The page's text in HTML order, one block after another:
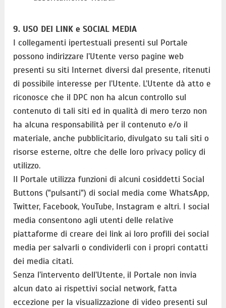
9. USO DEI LINK e SOCIAL MEDIA
I collegamenti ipertestuali presenti sul Portale
possono indirizzare l’Utente verso pagine web
presenti su siti Internet diversi dal presente, ritenuti
di possibile interesse per l’Utente. L’Utente dà atto e
riconosce che il DPC non ha alcun controllo sul
contenuto di tali siti ed in qualità di mero terzo non
ha alcuna responsabilità per il contenuto e/o il
materiale, anche pubblicitario, divulgato su tali siti o
risorse esterne, oltre che delle loro privacy policy di
utilizzo.
Il Portale utilizza funzioni di alcuni cosiddetti Social
Buttons ("pulsanti") di social media come WhatsApp,
Twitter, Facebook, YouTube, Instagram e altri. I social
media consentono agli utenti delle relative
piattaforme di creare dei link ai loro profili dei social
media per salvarli o condividerli con i propri contatti
dei media citati.
Senza l’intervento dell’Utente, il Portale non invia
alcun dato ai rispettivi social network, fatta
eccezione per la visualizzazione di video presenti sul